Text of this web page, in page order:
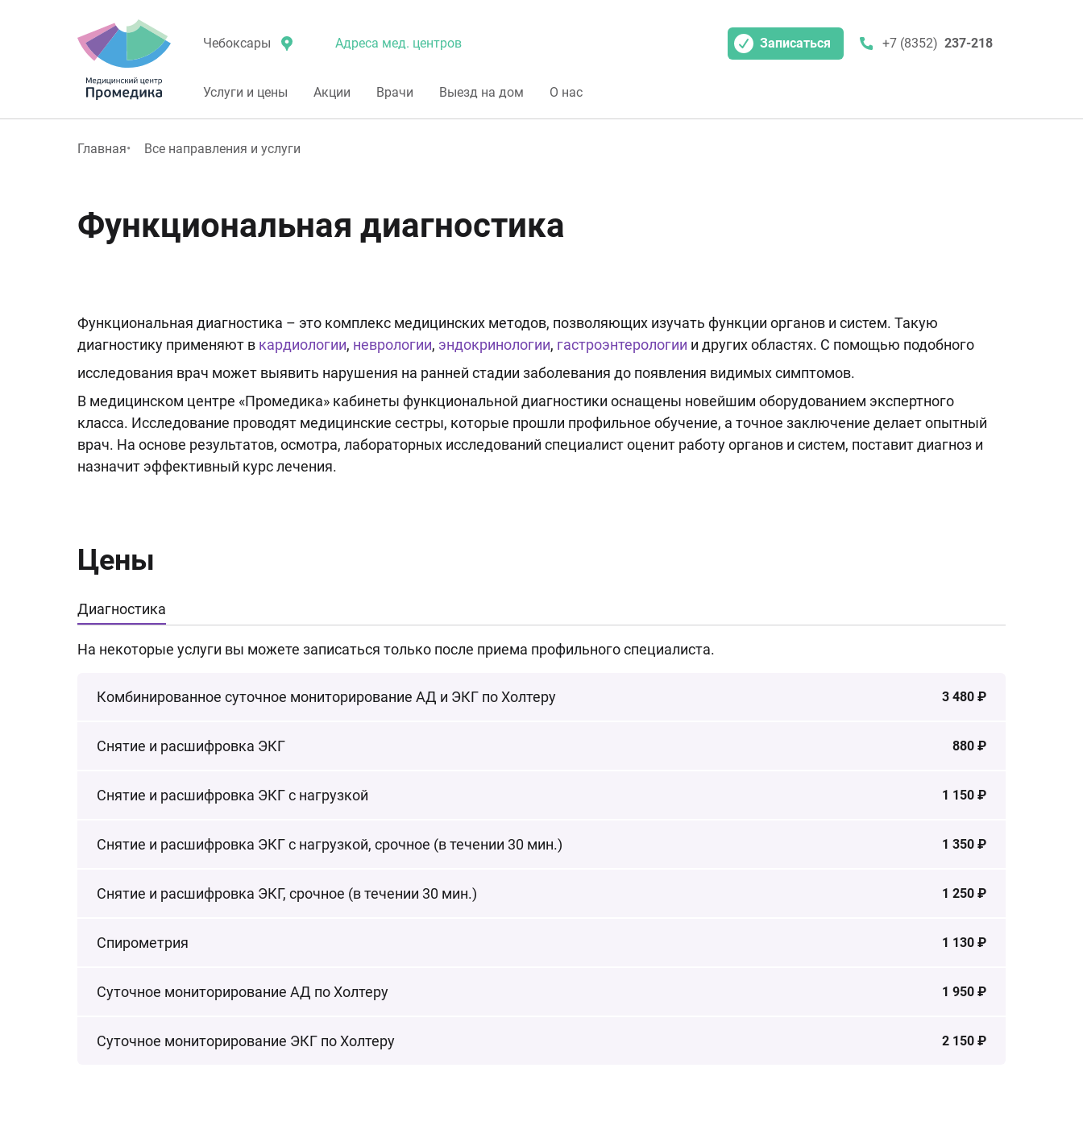
Чебоксары Адреса мед. центров Записаться +7 (8352) 237-218
Услуги и цены Акции Врачи Выезд на дом О нас
Главная Все направления и услуги
Функциональная диагностика
Функциональная диагностика – это комплекс медицинских методов, позволяющих изучать функции органов и систем. Такую
диагностику применяют в кардиологии, неврологии, эндокринологии, гастроэнтерологии и других областях. С помощью подобного
исследования врач может выявить нарушения на ранней стадии заболевания до появления видимых симптомов.
В медицинском центре «Промедика» кабинеты функциональной диагностики оснащены новейшим оборудованием экспертного
класса. Исследование проводят медицинские сестры, которые прошли профильное обучение, а точное заключение делает опытный
врач. На основе результатов, осмотра, лабораторных исследований специалист оценит работу органов и систем, поставит диагноз и
назначит эффективный курс лечения.
Цены
Диагностика
На некоторые услуги вы можете записаться только после приема профильного специалиста.
Комбинированное суточное мониторирование АД и ЭКГ по Холтеру 3 480 ₽
Снятие и расшифровка ЭКГ 880 ₽
Снятие и расшифровка ЭКГ с нагрузкой 1 150 ₽
Снятие и расшифровка ЭКГ с нагрузкой, срочное (в течении 30 мин.) 1 350 ₽
Снятие и расшифровка ЭКГ, срочное (в течении 30 мин.) 1 250 ₽
Спирометрия 1 130 ₽
Суточное мониторирование АД по Холтеру 1 950 ₽
Суточное мониторирование ЭКГ по Холтеру 2 150 ₽